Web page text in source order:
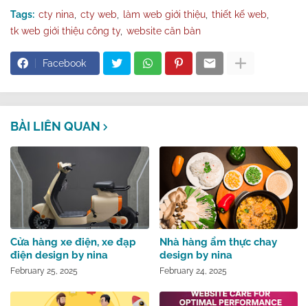
Tags: cty nina cty web làm web giới thiệu thiết kế web
tk web giới thiệu công ty website căn bàn
Facebook
BÀI LIÊN QUAN
Cửa hàng xe điện, xe đạp
điện design by nina
February 25, 2025
Nhà hàng ẩm thực chay
design by nina
February 24, 2025